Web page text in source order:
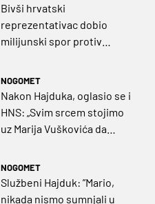
Bivši hrvatski
reprezentativac dobio
milijunski spor protiv
NOGOMET
Nakon Hajduka, oglasio se i
HNS: „Svim srcem stojimo
uz Marija Vuškovića da
NOGOMET
Službeni Hajduk: ”Mario,
nikada nismo sumnjali u